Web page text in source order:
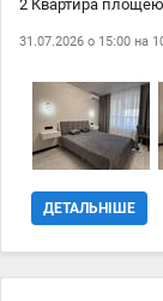
2 Квартира
відпочинку
першими
вбудована кухня;
мікрохвильова
машини;
опалення
ліфт; укриття в
31.07.2026 о 15:00 на
ДЕТАЛЬНІШЕ